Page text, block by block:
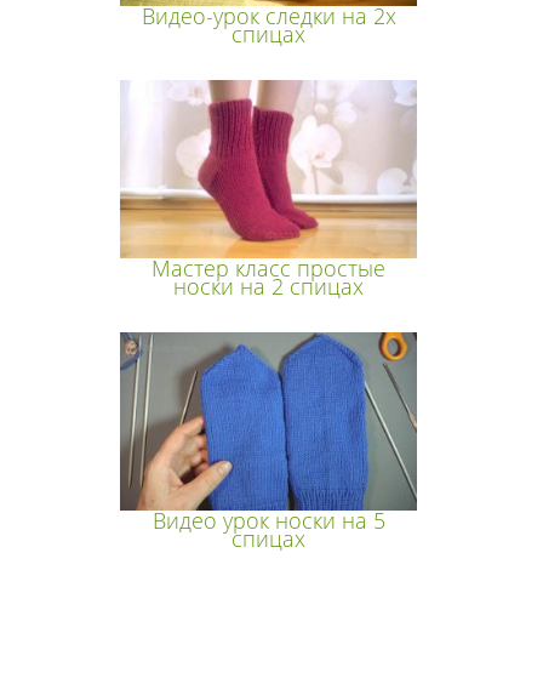
Видео-урок следки на 2х
спицах
Мастер класс простые
носки на 2 спицах
Видео урок носки на 5
спицах